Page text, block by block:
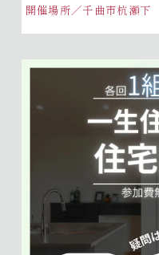
開催場所／千曲市杭瀬下